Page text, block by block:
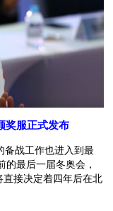
奖服正式发布
备战工作也进入到最
最后一届冬奥会，
接决定着四年后在北